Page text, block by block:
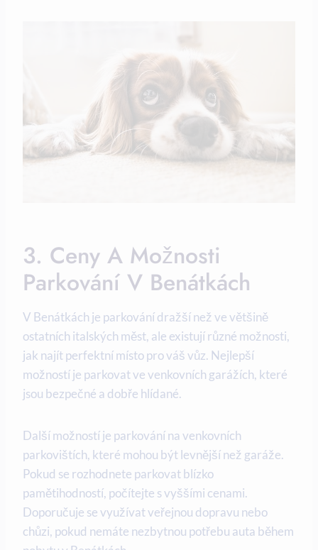
3. Ceny A Možnosti
Parkování V Benátkách
V Benátkách je parkování dražší než ve většině
ostatních italských měst, ale existují různé možnosti,
jak najít perfektní místo pro váš vůz. Nejlepší
možností je parkovat ve venkovních garážích, které
jsou bezpečné a dobře hlídané.
Další možností je parkování na venkovních
parkovištích, které mohou být levnější než garáže.
Pokud se rozhodnete parkovat blízko
pamětihodností, počítejte s vyššími cenami.
Doporučuje se využívat veřejnou dopravu nebo
chůzi, pokud nemáte nezbytnou potřebu auta během